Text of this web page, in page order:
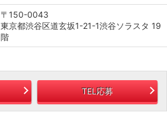
〒150-0043
東京都渋谷区道玄坂1-21-1渋谷ソラスタ 19
階
TEL応募